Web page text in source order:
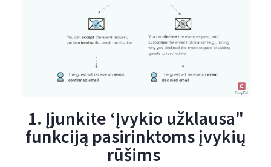
1. Įjunkite ‘Įvykio užklausa"
funkciją pasirinktoms įvykių
rūšims